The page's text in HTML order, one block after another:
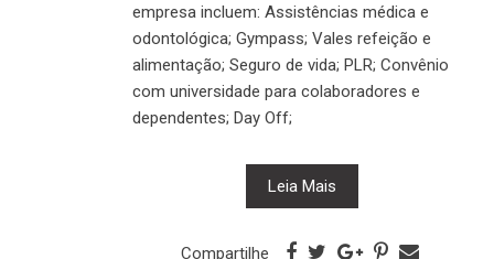
empresa incluem: Assistências médica e
odontológica; Gympass; Vales refeição e
alimentação; Seguro de vida; PLR; Convênio
com universidade para colaboradores e
dependentes; Day Off;
Leia Mais
Compartilhe